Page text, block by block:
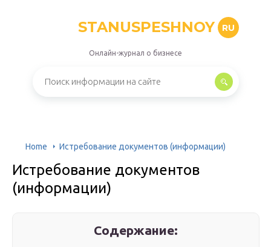
STANUSPESHNOY RU
Онлайн-журнал о бизнесе
Home Истребование документов (информации)
Истребование документов
(информации)
Содержание: